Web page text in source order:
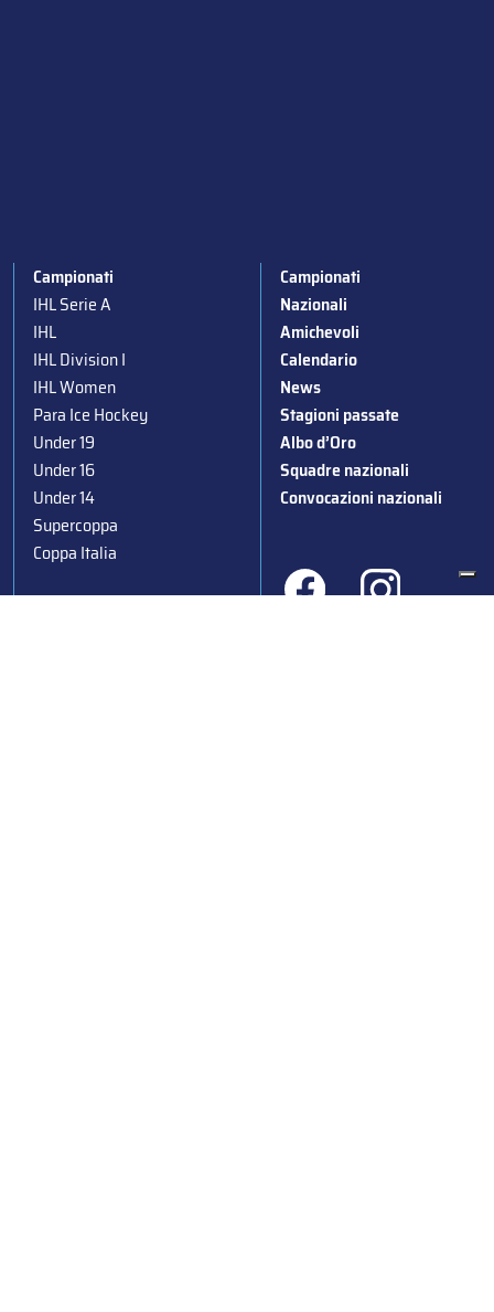
Campionati
IHL Serie A
IHL
IHL Division I
IHL Women
Para Ice Hockey
Under 19
Under 16
Under 14
Supercoppa
Coppa Italia
Campionati
Nazionali
Amichevoli
Calendario
News
Stagioni passate
Albo d’Oro
Squadre nazionali
Convocazioni nazionali